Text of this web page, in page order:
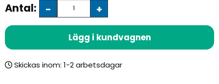
Antal: +
-
Lägg i kundvagnen
Skickas inom: